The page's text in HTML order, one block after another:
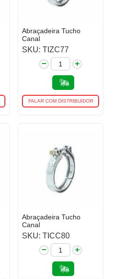
Abraçadeira Tucho
Canal
SKU: TIZC77
FALAR COM DISTRIBUIDOR
Abraçadeira Tucho
Canal
SKU: TICC80